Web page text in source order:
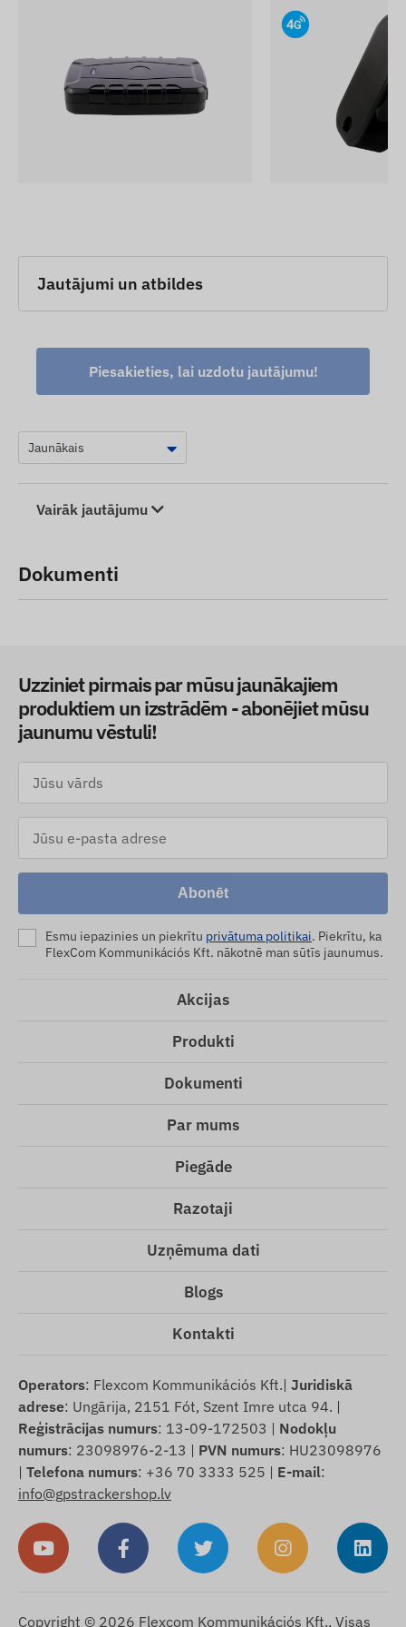
izmaiņu konstatēšanas un izvērtēšanas.
Jautājumi un atbildes
Piesakieties, lai uzdotu jautājumu!
Vairāk jautājumu
Dokumenti
Uzziniet pirmais par mūsu jaunākajiem
produktiem un izstrādēm - abonējiet mūsu
jaunumu vēstuli!
Abonēt
Esmu iepazinies un piekrītu privātuma politikai. Piekrītu, ka
FlexCom Kommunikációs Kft. nākotnē man sūtīs jaunumus.
Akcijas
Produkti
Dokumenti
Par mums
Piegāde
Razotaji
Uzņēmuma dati
Blogs
Kontakti
Operators: Flexcom Kommunikációs Kft.| Juridiskā
adrese: Ungārija, 2151 Fót, Szent Imre utca 94. |
Reģistrācijas numurs: 13-09-172503 | Nodokļu
numurs: 23098976-2-13 | PVN numurs: HU23098976
| Telefona numurs: +36 70 3333 525 | E-mail:
info@gpstrackershop.lv
Copyright © 2026 Flexcom Kommunikációs Kft., Visas